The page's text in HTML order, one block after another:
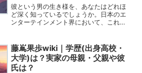
彼という男の生き様を、あなたはどれほ
ど深く知っているでしょうか。日本のエ
ンターテインメント界において、これほ
者は他にいないかもしれません。元KAT-
TUNのメンバーとして...
藤嶌果歩wiki｜学歴(出身高校・
大学)は？実家の母親・父親や彼
氏は？